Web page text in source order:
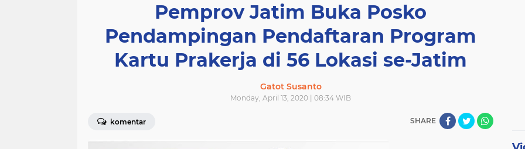
Pemprov Jatim Buka Posko
Pendampingan Pendaftaran Program
Kartu Prakerja di 56 Lokasi se-Jatim
Gatot Susanto
Monday, April 13, 2020 | 08:34 WIB
komentar SHARE